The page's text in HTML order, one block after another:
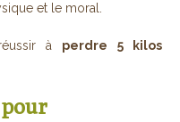
et le moral.
à perdre 5 kilos